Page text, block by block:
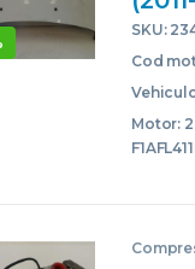
[2,3
SKU:
Cod
Motor: